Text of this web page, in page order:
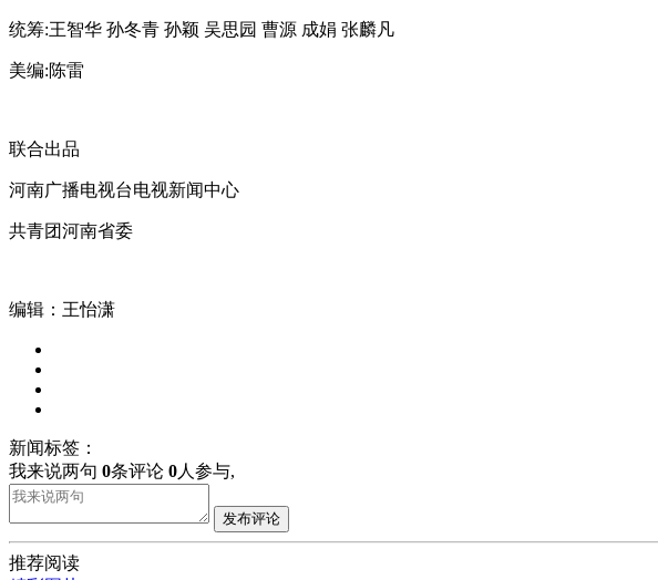
统筹:王智华 孙冬青 孙颖 吴思园 曹源 成娟 张麟凡
美编:陈雷
联合出品
河南广播电视台电视新闻中心
共青团河南省委
编辑：王怡潇
新闻标签：
我来说两句 0条评论 0人参与,
发布评论
推荐阅读